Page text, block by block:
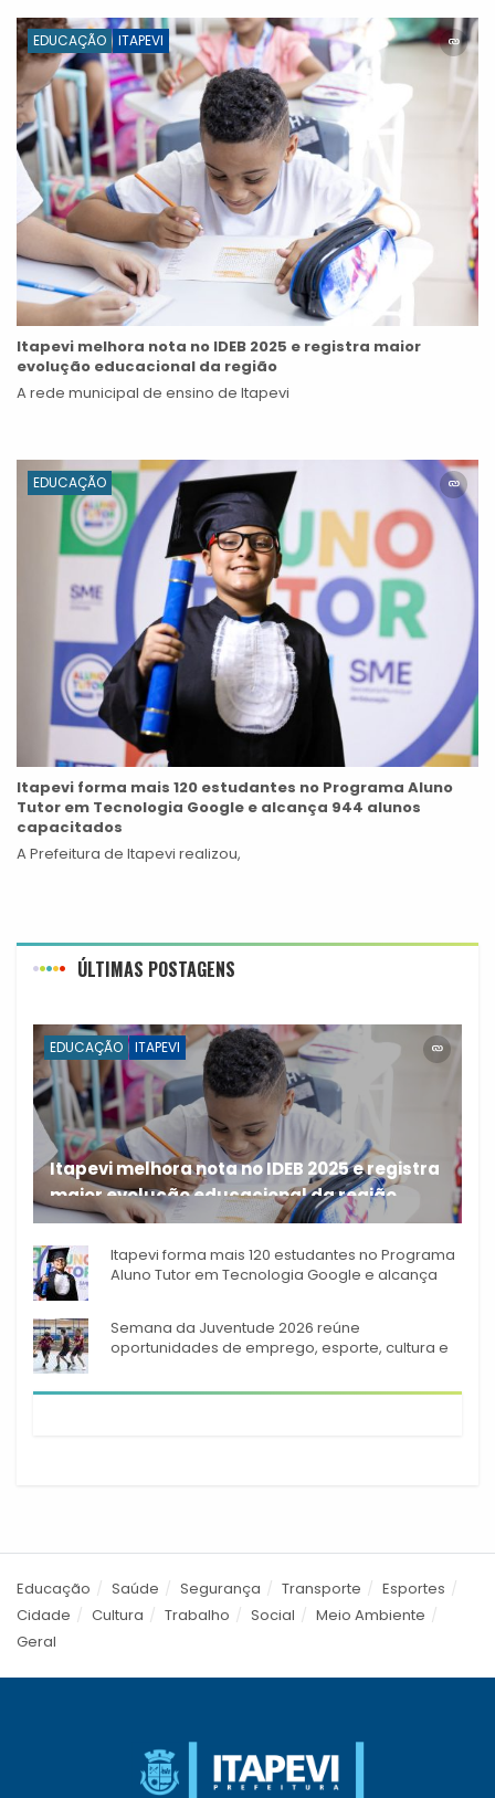
EDUCAÇÃO ITAPEVI
Itapevi melhora nota no IDEB 2025 e registra maior
evolução educacional da região
A rede municipal de ensino de Itapevi
EDUCAÇÃO
Itapevi forma mais 120 estudantes no Programa Aluno
Tutor em Tecnologia Google e alcança 944 alunos
capacitados
A Prefeitura de Itapevi realizou,
ÚLTIMAS POSTAGENS
EDUCAÇÃO ITAPEVI
Itapevi melhora nota no IDEB 2025 e registra
maior evolução educacional da região
A rede municipal de ensino
Itapevi forma mais 120 estudantes no Programa
Aluno Tutor em Tecnologia Google e alcança
Semana da Juventude 2026 reúne
oportunidades de emprego, esporte, cultura e
Educação Saúde Segurança Transporte
Esportes
Cidade
Cultura Trabalho Social
Meio Ambiente
Geral